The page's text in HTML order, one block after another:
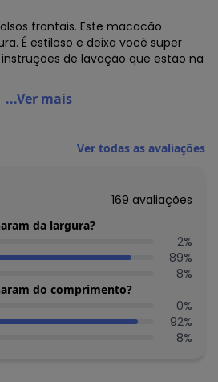
frontais. Este macacão
É estiloso e deixa você super
de lavação que estão na
frontais. Este macacão
É estiloso e deixa você super
3% elastano
é o menor oferecido em
o menor tamanho disponível.
N/D*
N/D*
N/D*
...Ver mais
Ver todas as avaliações
169 avaliações
da largura?
2%
89%
8%
do comprimento?
0%
92%
8%